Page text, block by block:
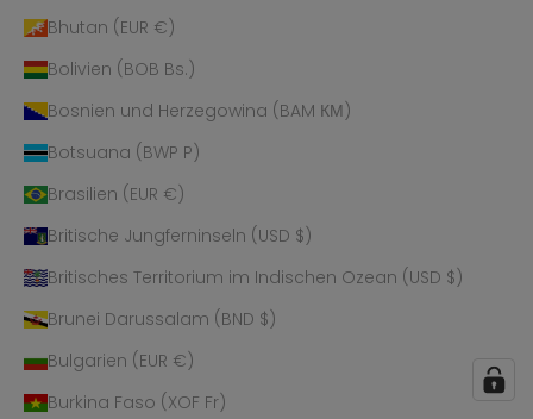
Bhutan (EUR €)
Bolivien (BOB Bs.)
Bosnien und Herzegowina (BAM КМ)
Botsuana (BWP P)
Brasilien (EUR €)
Britische Jungferninseln (USD $)
Britisches Territorium im Indischen Ozean (USD $)
Brunei Darussalam (BND $)
Bulgarien (EUR €)
Burkina Faso (XOF Fr)